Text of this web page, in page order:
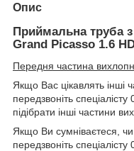
Опис
Приймальна труба
Grand Picasso 1.6
Передня частина
Якщо Вас цікавлять інші
передзвоніть
підібрати інші частини
Якщо Ви сумніваєтеся,
передзвоніть